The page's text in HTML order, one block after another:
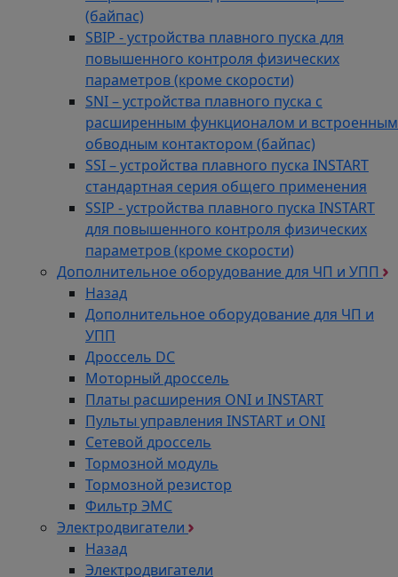
(байпас)
SBIP - устройства плавного пуска для
повышенного контроля физических
параметров (кроме скорости)
SNI – устройства плавного пуска с
расширенным функционалом и встроенным
обводным контактором (байпас)
SSI – устройства плавного пуска INSTART
стандартная серия общего применения
SSIP - устройства плавного пуска INSTART
для повышенного контроля физических
параметров (кроме скорости)
Дополнительное оборудование для ЧП и УПП
Назад
Дополнительное оборудование для ЧП и
УПП
Дроссель DC
Моторный дроссель
Платы расширения ONI и INSTART
Пульты управления INSTART и ONI
Сетевой дроссель
Тормозной модуль
Тормозной резистор
Фильтр ЭМС
Электродвигатели
Назад
Электродвигатели